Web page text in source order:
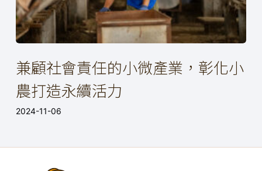
兼顧社會責任的小微產業，彰化小
農打造永續活力
2024-11-06